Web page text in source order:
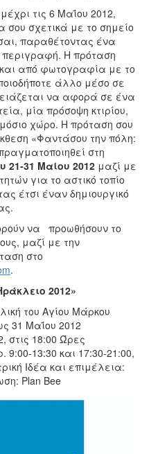
τις 6 Μαΐου 2012,
σου σχετικά με το σημείο
παραθέτοντας ένα
περιγραφή. Η πρόταση
από φωτογραφία με το
άλλο μέσο σε
να αφορά σε ένα
μία πρόσοψη κτιρίου,
χώρο. Η πρόταση σου
«Φαντάσου την πόλη:
στη
21-31 Μαίου 2012 μαζί με
για το αστικό τοπίο
έτσι έναν δημιουργικό
να προωθήσουν το
μαζί με την
στο
.
2012»
του Αγίου Μάρκου
31 Μαΐου 2012
στις 18:00 Ώρες
9:00-13:30 και 17:30-21:00,
Ιδέα και επιμέλεια:
Plan Bee